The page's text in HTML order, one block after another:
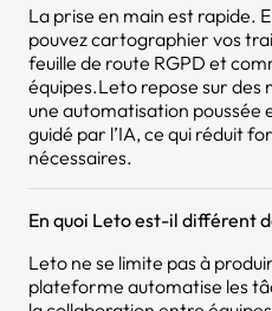
La prise en main est rapide.
pouvez cartographier vos
feuille de route RGPD et
équipes.Leto repose sur des
une automatisation
guidé par l’IA, ce qui réduit
nécessaires.
En quoi Leto est-il différent
Leto ne se limite pas à
plateforme automatise les